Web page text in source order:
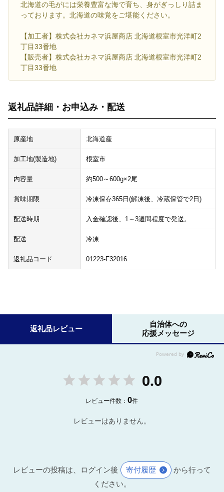
北海道の毛がには栄養豊富な海で育ち、身がぎっしり詰ま
っております。北海道の味覚をご堪能ください。
【加工者】株式会社カネマ浜屋商店 北海道根室市光洋町2
丁目33番地
【販売者】株式会社カネマ浜屋商店 北海道根室市光洋町2
丁目33番地
返礼品詳細・お申込み・配送
原産地 北海道産
加工地(製造地) 根室市
内容量 約500～600g×2尾
賞味期限 冷凍保存365日(解凍後、冷蔵保管で2日)
配送時期 入金確認後、1～3週間程度で発送。
配送 冷凍
返礼品コード 01223-F32016
返礼品レビュー
自治体への
応援メッセージ
0.0
レビュー件数：0件
レビューはありません。
レビューの投稿は、ログイン後 寄付履歴
から行って
ください。